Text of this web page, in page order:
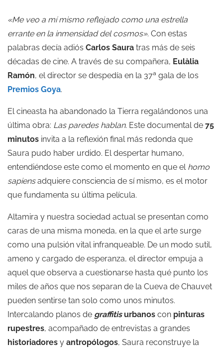
«Me veo a mí mismo reflejado como una estrella
errante en la inmensidad del cosmos». Con estas
palabras decía adiós Carlos Saura tras más de seis
décadas de cine. A través de su compañera, Eulàlia
Ramón, el director se despedía en la 37ª gala de los
Premios Goya.
El cineasta ha abandonado la Tierra regalándonos una
última obra: Las paredes hablan. Este documental de 75
minutos invita a la reflexión final más redonda que
Saura pudo haber urdido. El despertar humano,
entendiéndose este como el momento en que el homo
sapiensadquiere consciencia de sí mismo, es el motor
que fundamenta su última película.
Altamira y nuestra sociedad actual se presentan como
caras de una misma moneda, en la que el arte surge
como una pulsión vital infranqueable. De un modo sutil,
ameno y cargado de esperanza, el director empuja a
aquel que observa a cuestionarse hasta qué punto los
miles de años que nos separan de la Cueva de Chauvet
pueden sentirse tan solo como unos minutos.
Intercalando planos de graffitisurbanos con pinturas
rupestres, acompañado de entrevistas a grandes
historiadores y antropólogos, Saura reconstruye la